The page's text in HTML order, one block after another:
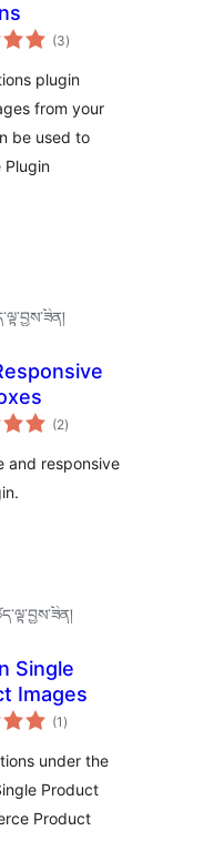
(3གདེང་
འཇོག་
ཚང་།
)
plugin
from your
be used to
Plugin
(2གདེང་
འཇོག་
ཚང་།
)
and responsive
Single
Images
(1 གདེང་
འཇོག་
ཚང་།
)
under the
Product
Product